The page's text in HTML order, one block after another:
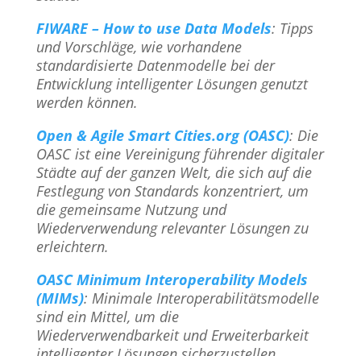
FIWARE – How to use Data Models: Tipps
und Vorschläge, wie vorhandene
standardisierte Datenmodelle bei der
Entwicklung intelligenter Lösungen genutzt
werden können.
Open & Agile Smart Cities.org (OASC): Die
OASC ist eine Vereinigung führender digitaler
Städte auf der ganzen Welt, die sich auf die
Festlegung von Standards konzentriert, um
die gemeinsame Nutzung und
Wiederverwendung relevanter Lösungen zu
erleichtern.
OASC Minimum Interoperability Models
(MIMs): Minimale Interoperabilitätsmodelle
sind ein Mittel, um die
Wiederverwendbarkeit und Erweiterbarkeit